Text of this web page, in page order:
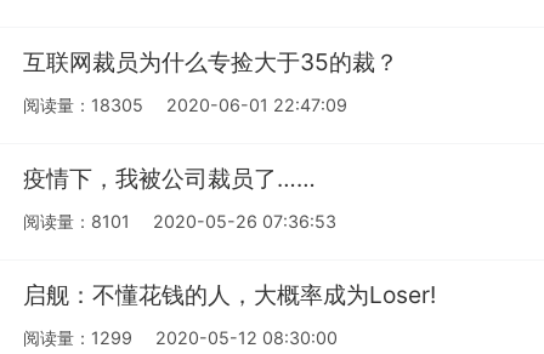
互联网裁员为什么专捡大于35的裁？
阅读量：18305 2020-06-01 22:47:09
疫情下，我被公司裁员了……
阅读量：8101 2020-05-26 07:36:53
启舰：不懂花钱的人，大概率成为Loser!
阅读量：1299 2020-05-12 08:30:00